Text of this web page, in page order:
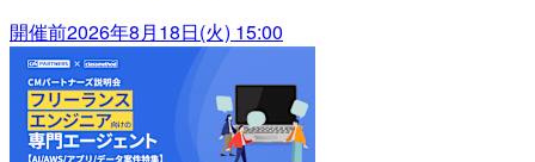
開催前2026年8月18日(火) 15:00